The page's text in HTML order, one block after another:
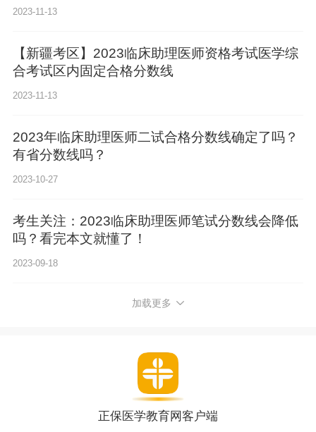
2023-11-13
【新疆考区】2023临床助理医师资格考试医学综
合考试区内固定合格分数线
2023-11-13
2023年临床助理医师二试合格分数线确定了吗？
有省分数线吗？
2023-10-27
考生关注：2023临床助理医师笔试分数线会降低
吗？看完本文就懂了！
2023-09-18
加载更多
正保医学教育网客户端